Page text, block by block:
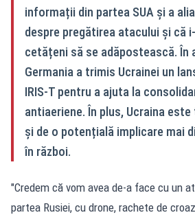
informații din partea SUA și a
despre pregătirea atacului și că
cetățeni să se adăpostească. În
Germania a trimis Ucrainei un
IRIS-T pentru a ajuta la
antiaeriene. În plus, Ucraina
și de o potențială implicare mai
în război.
"Credem că vom avea de-a face cu un
partea Rusiei, cu drone, rachete de